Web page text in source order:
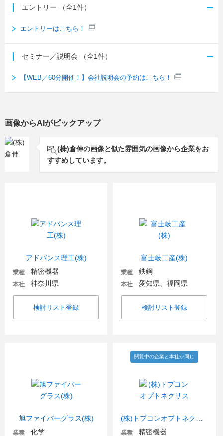
エントリー （全1件）
エントリーはこちら！
セミナー／説明会 （全1件）
【WEB／60分開催！】会社説明会の予約はこちら！
画像からAIがピックアップ
(株)倉伸の画像と似た雰囲気の画像から企業をお
すすめしています。
アドバンス理工(株)
業種 精密機器
本社 神奈川県
検討リスト登録
富士岐工産(株)
業種 鉄鋼
本社 愛知県、福岡県
検討リスト登録
旭ファイバーグラス(株)
業種 化学
閲覧中の企業と本社が同じ
業種 精密機器